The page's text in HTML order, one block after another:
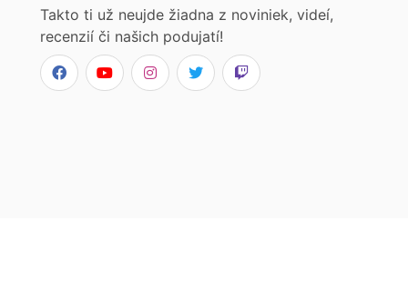
Takto ti už neujde žiadna z noviniek, videí,
recenzií či našich podujatí!